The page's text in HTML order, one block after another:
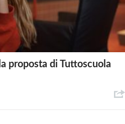
proposta di Tuttoscuola